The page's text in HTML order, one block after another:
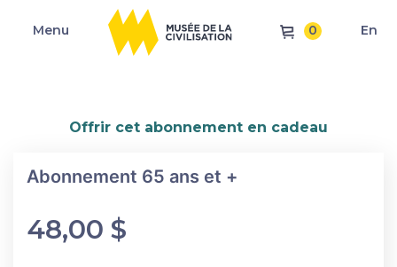
Menu 0 En
Offrir cet abonnement en cadeau
Abonnement 65 ans et +
48,00 $